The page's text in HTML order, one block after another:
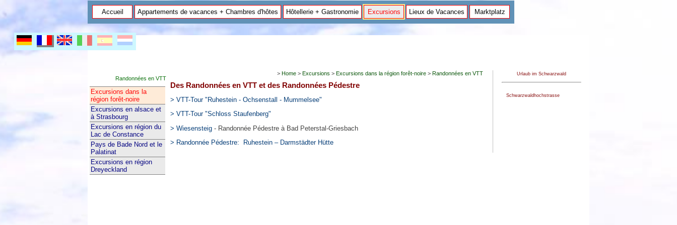
Accueil Appartements de vacances + Chambres d'hôtes Hôtellerie + Gastronomie Excursions Lieux de Vacances Marktplatz
Randonnées en VTT
Excursions dans la
région forêt-noire
Excursions en alsace et
à Strasbourg
Excursions en région du
Lac de Constance
Pays de Bade Nord et le
Palatinat
Excursions en région
Dreyeckland
> Home> Excursions > Excursions dans la région forêt-noire> Randonnées en VTT
Des Randonnées en VTT et des Randonnées Pédestre
> VTT-Tour "Ruhestein - Ochsenstall - Mummelsee"
> VTT-Tour "Schloss Staufenberg"
> Wiesensteig - Randonnée Pédestre à Bad Peterstal-Griesbach
> Randonnée Pédestre: Ruhestein – Darmstädter Hütte
Urlaub im Schwarzwald
Schwarzwaldhochstrasse